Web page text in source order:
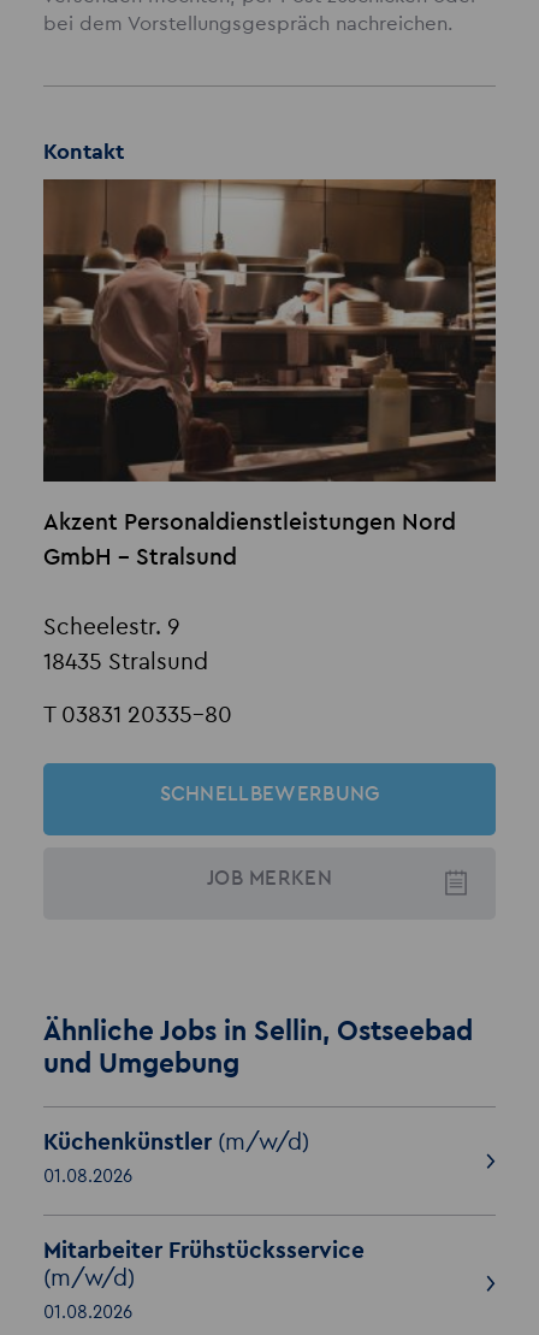
bei dem Vorstellungsgespräch nachreichen.
Kontakt
Akzent Personaldienstleistungen Nord
GmbH - Stralsund
Scheelestr. 9
18435 Stralsund
T 03831 20335-80
SCHNELLBEWERBUNG
JOB MERKEN
Ähnliche Jobs in Sellin, Ostseebad
und Umgebung
Küchenkünstler (m/w/d)
01.08.2026
Mitarbeiter Frühstücksservice
(m/w/d)
01.08.2026